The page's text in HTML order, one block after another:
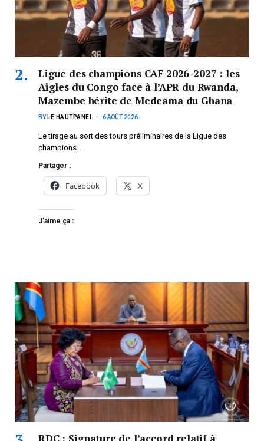
Ligue des champions CAF 2026-2027 : les
Aigles du Congo face à l’APR du Rwanda,
Mazembe hérite de Medeama du Ghana
BY LE HAUTPANEL 6 AOÛT 2026
Le tirage au sort des tours préliminaires de la Ligue des
champions…
Partager :
Facebook X
J’aime ça :
RDC : Signature de l’accord relatif à